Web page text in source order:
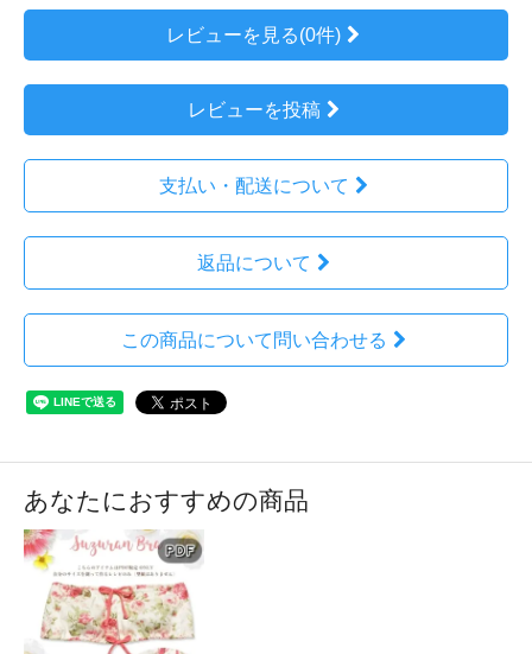
レビューを見る(0件)
レビューを投稿
支払い・配送について
返品について
この商品について問い合わせる
あなたにおすすめの商品